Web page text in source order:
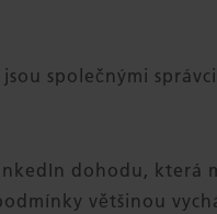
jsou společnými
dohodu, která
většinou